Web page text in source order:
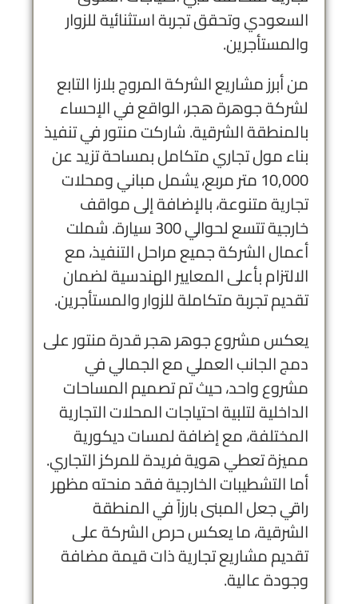
السعودي وتحقق تجربة استثنائية للزوار
والمستأجرين.
من أبرز مشاريع الشركة المروج بلازا التابع
لشركة جوهرة هجر، الواقع في الإحساء
بالمنطقة الشرقية. شاركت منتور في تنفيذ
بناء مول تجاري متكامل بمساحة تزيد عن
10,000 متر مربع، يشمل مباني ومحلات
تجارية متنوعة، بالإضافة إلى مواقف
خارجية تتسع لحوالي 300 سيارة. شملت
أعمال الشركة جميع مراحل التنفيذ، مع
الالتزام بأعلى المعايير الهندسية لضمان
تقديم تجربة متكاملة للزوار والمستأجرين.
يعكس مشروع جوهر هجر قدرة منتور على
دمج الجانب العملي مع الجمالي في
مشروع واحد، حيث تم تصميم المساحات
الداخلية لتلبية احتياجات المحلات التجارية
المختلفة، مع إضافة لمسات ديكورية
مميزة تعطي هوية فريدة للمركز التجاري.
أما التشطيبات الخارجية فقد منحته مظهر
راقي جعل المبنى بارزاً في المنطقة
الشرقية، ما يعكس حرص الشركة على
تقديم مشاريع تجارية ذات قيمة مضافة
وجودة عالية.